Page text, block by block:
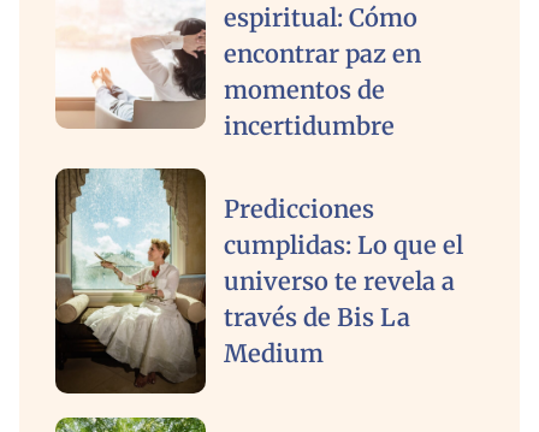
espiritual: Cómo
encontrar paz en
momentos de
incertidumbre
Predicciones
cumplidas: Lo que el
universo te revela a
través de Bis La
Medium